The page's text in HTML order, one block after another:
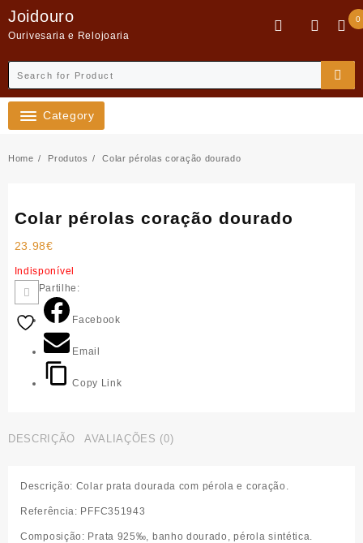
content
Joidouro
Ourivesaria e Relojoaria
0
Category
Home Produtos Colar pérolas coração dourado
Colar pérolas coração dourado
23.98€
Indisponível
Partilhe:
Facebook
Email
Copy Link
DESCRIÇÃO AVALIAÇÕES (0)
Descrição: Colar prata dourada com pérola e coração.
Referência: PFFC351943
Composição : Prata 925‰, banho dourado, pérola sintética.